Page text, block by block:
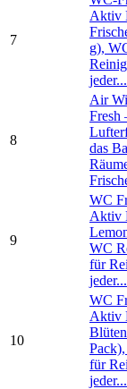
7
Aktiv
g),
jeder...
8
Air
Fresh
das
9
WC
Aktiv
WC
für
jeder...
10
WC
Aktiv
für
jeder...